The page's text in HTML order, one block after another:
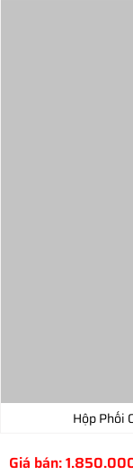
Hộp Phối
Giá bán: